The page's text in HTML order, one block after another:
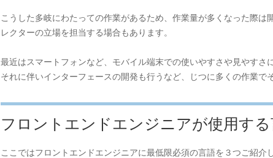
こうした多岐にわたっての作業があるため、作業量が多くなった際
レクターの立場を担当する場合もあります。
最近はスマートフォンなど、モバイル端末での使いやすさや見やすさ
それに伴いインターフェースの開発も行うなど、じつに多くの作業で
フロントエンドエンジニアが使用す
ここではフロントエンドエンジニアに最低限必須の言語を３つご紹介